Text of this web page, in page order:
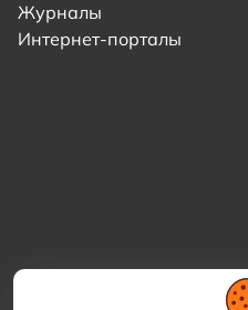
Журналы
Интернет-порталы